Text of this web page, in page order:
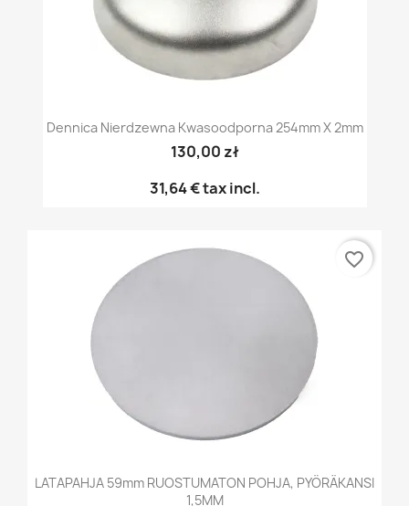
Dennica Nierdzewna Kwasoodporna 254mm X 2mm
130,00 zł
31,64 €tax incl.
LATAPAHJA 59mm RUOSTUMATON POHJA, PYÖRÄKANSI
1,5MM
favorite_border